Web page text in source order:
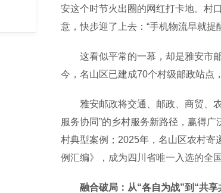
安这个时节火出圈的网红打卡地。村
意，快步迎了上去：“手机物流早就
这看似平常的一幕，却是雅安市邮
今，名山区已建成70个村级邮政站点
雅安邮政将交通、邮政、商贸、农
服务协同”的乡村服务新路径，赢得
村典型案例；2025年，名山区农村寄
例汇编》，成为四川省唯一入选的全
融合破局：从“各自为战”到“共享